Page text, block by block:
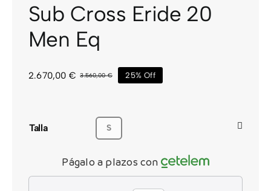
Sub Cross Eride 20
Men Eq
3.560,00€El
3.560,00 €.
2.670,00 €
El
2.670,00 €.
25% Off
Talla S
Págalo a plazos con